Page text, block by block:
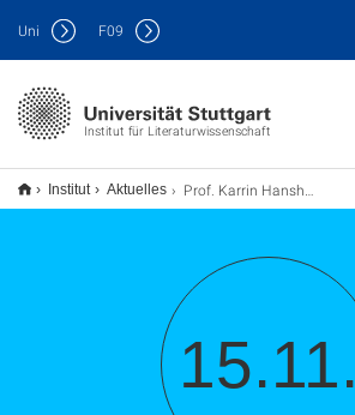
Institut für Literaturwissenschaft
Uni F09
Institut Aktuelles Prof. Karrin Hanshew: Defeated Germany through Italian Eyes / Das zertrümmerte Deutschland aus italienischer Sicht
15.11.